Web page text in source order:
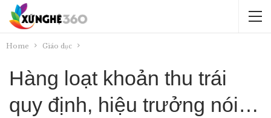
Home Giáo dục
Hàng loạt khoản thu trái
quy định, hiệu trưởng nói…